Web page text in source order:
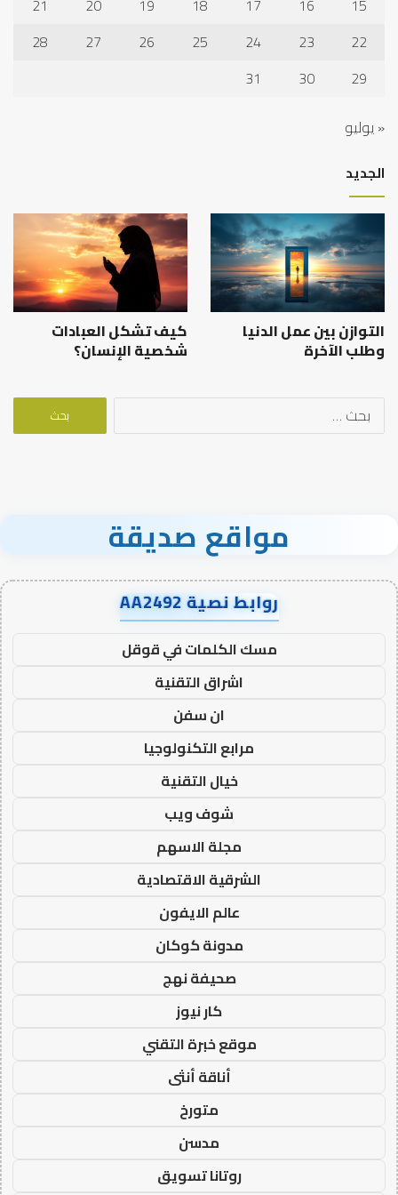
15
16
17
18
19
20
21
22
23
24
25
26
27
28
29
30
31
« يوليو
الجديد
التوازن بين عمل الدنيا
وطلب الآخرة
كيف تشكل العبادات
شخصية الإنسان؟
البحث
مواقع صديقة
روابط نصية AA2492
مسك الكلمات في قوقل
اشراق التقنية
ان سفن
مرابع التكنولوجيا
خيال التقنية
شوف ويب
مجلة الاسهم
الشرقية الاقتصادية
عالم الايفون
مدونة كوكان
صحيفة نهج
كار نيوز
موقع خبرة التقني
أناقة أنثى
متورخ
مدسن
روتانا تسويق